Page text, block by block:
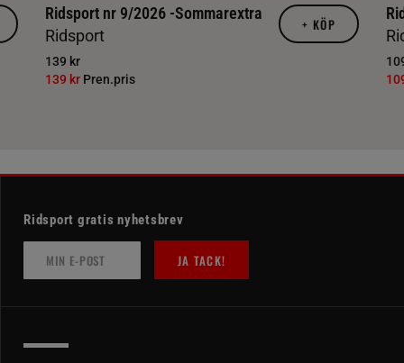
Ridsport nr 9/2026 -Sommarextra
Ridsport
139 kr
139 kr Pren.pris
+ KÖP
Ridsport gratis nyhetsbrev
JA TACK!